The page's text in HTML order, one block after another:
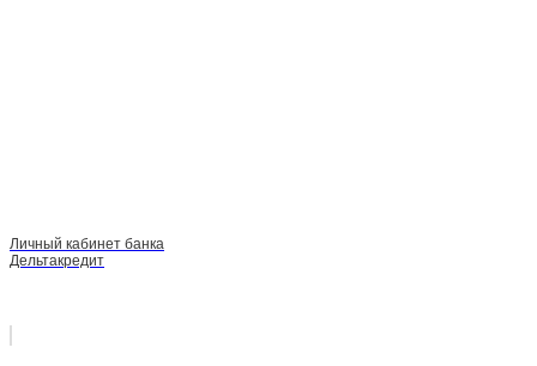
Личный кабинет банка
Дельтакредит